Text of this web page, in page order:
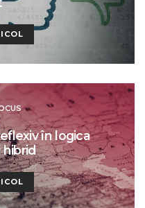
în logica
hibrid